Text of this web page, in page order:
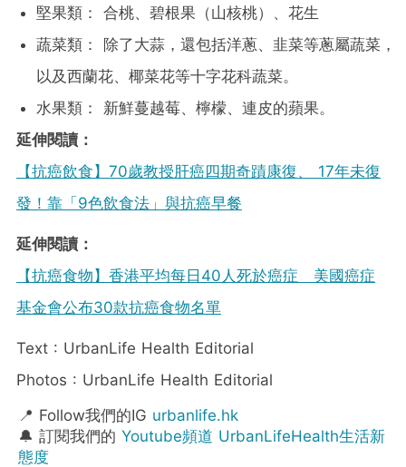
堅果類： 合桃、碧根果（山核桃）、花生
蔬菜類： 除了大蒜，還包括洋蔥、韭菜等蔥屬蔬菜，
以及西蘭花、椰菜花等十字花科蔬菜。
水果類： 新鮮蔓越莓、檸檬、連皮的蘋果。
延伸閱讀：
【抗癌飲食】70歲教授肝癌四期奇蹟康復、 17年未復
發！靠「9色飲食法」與抗癌早餐
延伸閱讀：
【抗癌食物】香港平均每日40人死於癌症 美國癌症
基金會公布30款抗癌食物名單
Text : UrbanLife Health Editorial
Photos : UrbanLife Health Editorial
📍 Follow我們的IG urbanlife.hk
🔔 訂閱我們的 Youtube頻道 UrbanLifeHealth生活新
態度